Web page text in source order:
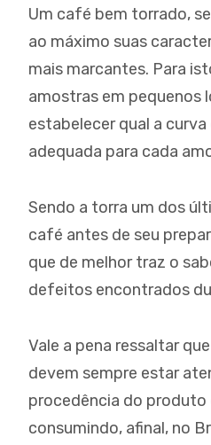
Um café bem torrado,
ao máximo suas
mais marcantes. Para
amostras em pequenos
estabelecer qual a
adequada para cada
Sendo a torra um dos
café antes de seu
que de melhor traz o
defeitos encontrados
Vale a pena ressaltar
devem sempre estar
procedência do produto
consumindo, afinal, no